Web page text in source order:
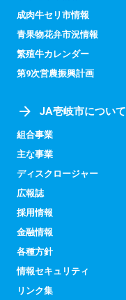
成肉牛セリ市情報
青果物花弁市況情報
繁殖牛カレンダー
第9次営農振興計画
JA壱岐市について
組合事業
主な事業
ディスクロージャー
広報誌
採用情報
金融情報
各種方針
情報セキュリティ
リンク集